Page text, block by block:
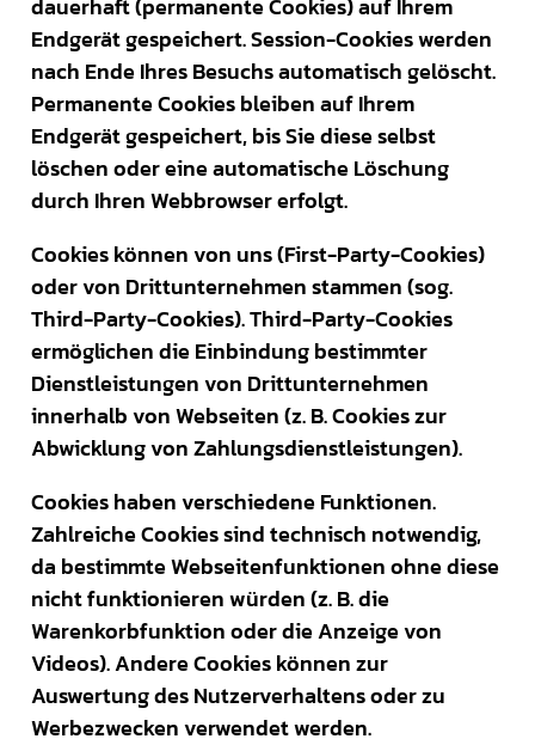
dauerhaft (permanente Cookies) auf Ihrem
Endgerät gespeichert. Session-Cookies werden
nach Ende Ihres Besuchs automatisch gelöscht.
Permanente Cookies bleiben auf Ihrem
Endgerät gespeichert, bis Sie diese selbst
löschen oder eine automatische Löschung
durch Ihren Webbrowser erfolgt.
Cookies können von uns (First-Party-Cookies)
oder von Drittunternehmen stammen (sog.
Third-Party-Cookies). Third-Party-Cookies
ermöglichen die Einbindung bestimmter
Dienstleistungen von Drittunternehmen
innerhalb von Webseiten (z. B. Cookies zur
Abwicklung von Zahlungsdienstleistungen).
Cookies haben verschiedene Funktionen.
Zahlreiche Cookies sind technisch notwendig,
da bestimmte Webseitenfunktionen ohne diese
nicht funktionieren würden (z. B. die
Warenkorbfunktion oder die Anzeige von
Videos). Andere Cookies können zur
Auswertung des Nutzerverhaltens oder zu
Werbezwecken verwendet werden.